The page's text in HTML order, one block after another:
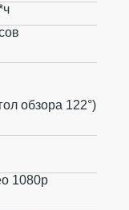
обзора 122°)
1080p